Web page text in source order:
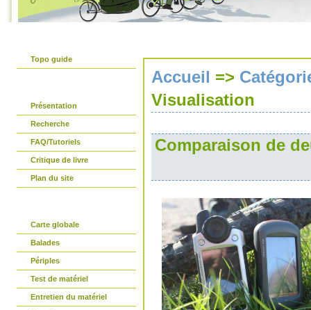
Topo guide
Présentation
Recherche
FAQ/Tutoriels
Critique de livre
Plan du site
Carte globale
Balades
Périples
Test de matériel
Entretien du matériel
Accueil =>
Visualisation
Comparaison de